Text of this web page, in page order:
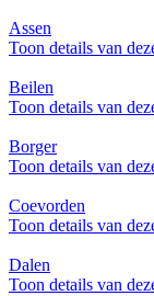
Assen
Toon details van
Beilen
Toon details van
Borger
Toon details van
Coevorden
Toon details van
Dalen
Toon details van